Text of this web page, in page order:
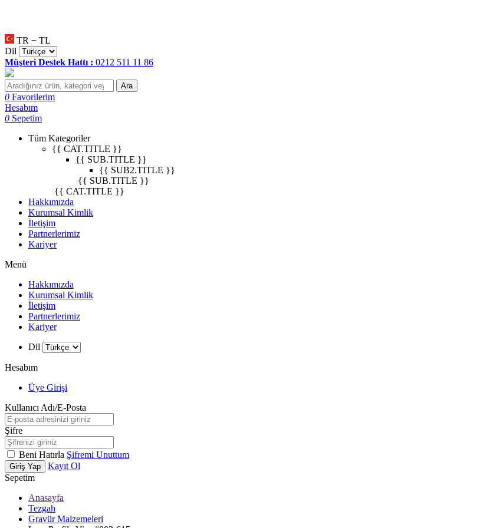
TR − TL
Dil
Müşteri Destek Hattı : 0212 511 11 86
Ara
0 Favorilerim
Hesabım
0 Sepetim
Tüm Kategoriler
{{ CAT.TITLE }}
{{ SUB.TITLE }}
{{ SUB2.TITLE }}
{{ SUB.TITLE }}
{{ CAT.TITLE }}
Hakkımızda
Kurumsal Kimlik
İletişim
Partnerlerimiz
Kariyer
Menü
Hakkımızda
Kurumsal Kimlik
İletişim
Partnerlerimiz
Kariyer
Dil
Hesabım
Üye Girişi
Kullanıcı Adı/E-Posta
Şifre
Beni Hatırla Şifremi Unuttum
Giriş Yap
Kayıt Ol
Sepetim
Anasayfa
Tezgah
Gravür Malzemeleri